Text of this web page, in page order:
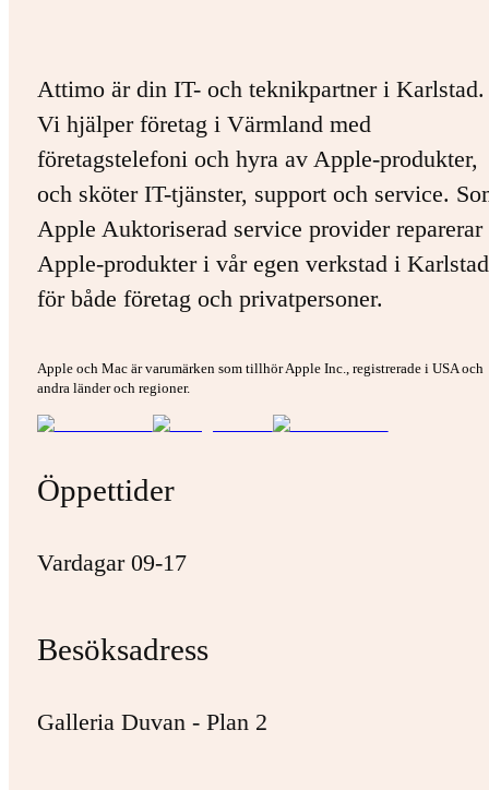
Attimo är din IT- och teknikpartner i Karlstad.
Vi hjälper företag i Värmland med
företagstelefoni och hyra av Apple-produkter,
och sköter IT-tjänster, support och service.
Apple Auktoriserad service provider
Apple-produkter i vår egen verkstad i
för både företag och privatpersoner.
Apple och Mac är varumärken som tillhör Apple Inc., registrerade i USA och
andra länder och regioner.
Öppettider
Vardagar 09-17
Besöksadress
Galleria Duvan - Plan 2